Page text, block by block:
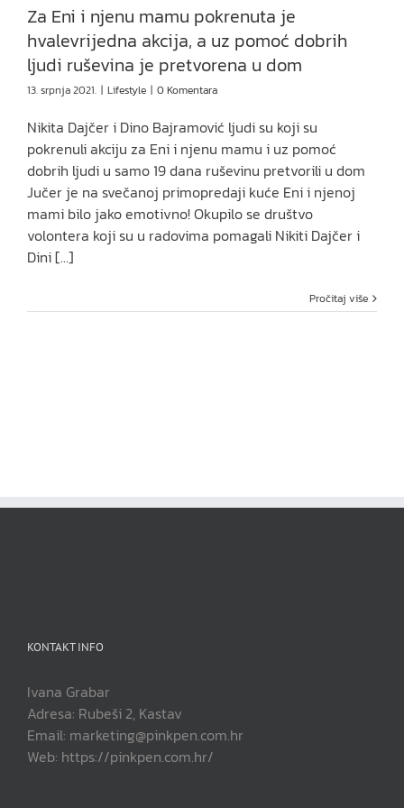
Za Eni i njenu mamu pokrenuta je
hvalevrijedna akcija, a uz pomoć dobrih
ljudi ruševina je pretvorena u dom
13. srpnja 2021. | Lifestyle | 0 Komentara
Nikita Dajčer i Dino Bajramović ljudi su koji su
pokrenuli akciju za Eni i njenu mamu i uz pomoć
dobrih ljudi u samo 19 dana ruševinu pretvorili u dom
Jučer je na svečanoj primopredaji kuće Eni i njenoj
mami bilo jako emotivno! Okupilo se društvo
volontera koji su u radovima pomagali Nikiti Dajčer i
Dini [...]
Pročitaj više
KONTAKT INFO
Ivana Grabar
Adresa: Rubeši 2, Kastav
Email: marketing@pinkpen.com.hr
Web: https://pinkpen.com.hr/